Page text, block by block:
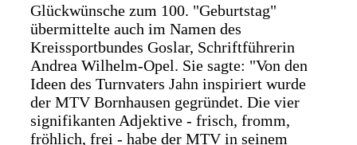
Glückwünsche zum 100. "Geburtstag"
übermittelte auch im Namen des
Kreissportbundes Goslar, Schriftführerin
Andrea Wilhelm-Opel. Sie sagte: "Von den
Ideen des Turnvaters Jahn inspiriert wurde
der MTV Bornhausen gegründet. Die vier
signifikanten Adjektive - frisch, fromm,
fröhlich, frei - habe der MTV in seinem